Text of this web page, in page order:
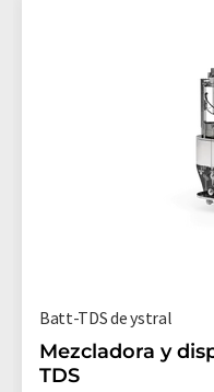
Batt-TDS de ystral
Mezcladora y
TDS